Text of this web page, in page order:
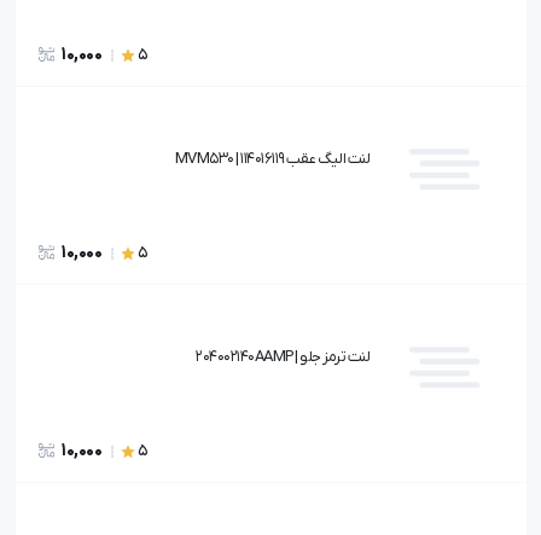
5
10,000
لنت اليگ عقب MVM530 | 114016119
5
10,000
لنت ترمز جلو | 204002140AAMP
5
10,000